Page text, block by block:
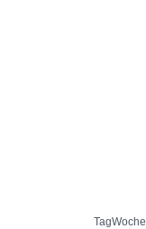
TagWoche